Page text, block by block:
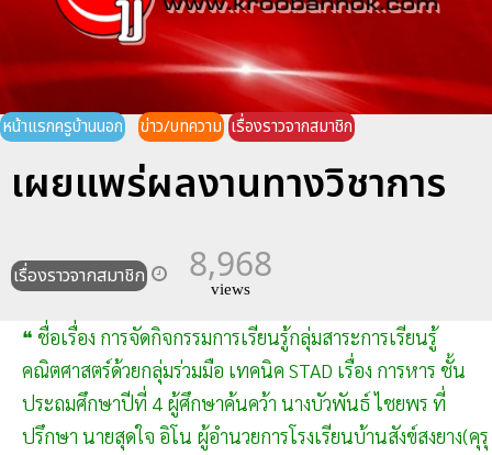
หน้าแรกครูบ้านนอก ข่าว/บทความ เรื่องราวจากสมาชิก
เผยแพร่ผลงานทางวิชาการ
เรื่องราวจากสมาชิก 8,968
views
❝ ชื่อเรื่อง การจัดกิจกรรมการเรียนรู้กลุ่มสาระการเรียนรู้
คณิตศาสตร์ด้วยกลุ่มร่วมมือ เทคนิค STAD เรื่อง การหาร ชั้น
ประถมศึกษาปีที่ 4 ผู้ศึกษาค้นคว้า นางบัวพันธ์ ไชยพร ที่
ปรึกษา นายสุดใจ อิโน ผู้อำนวยการโรงเรียนบ้านสังข์สงยาง(คุรุ